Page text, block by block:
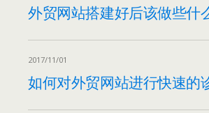
外贸网站搭建好后该做些什
2017/11/01
如何对外贸网站进行快速的